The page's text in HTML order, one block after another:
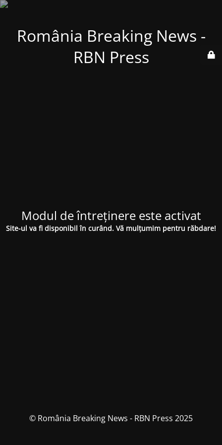
România Breaking News -
RBN Press
Modul de întreținere este activat
Site-ul va fi disponibil în curând. Vă mulțumim pentru răbdare!
© România Breaking News - RBN Press 2025